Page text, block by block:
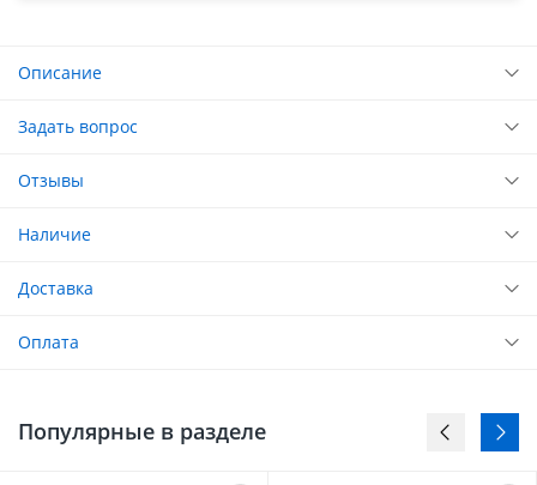
Описание
Задать вопрос
Отзывы
Наличие
Доставка
Оплата
Популярные в разделе